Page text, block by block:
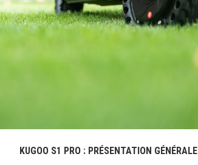
KUGOO S1 PRO : PRÉSENTATION GÉNÉRALE